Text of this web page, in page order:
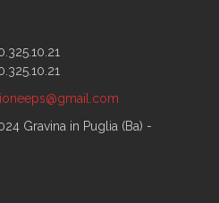
Gravina in Puglia (Ba) -